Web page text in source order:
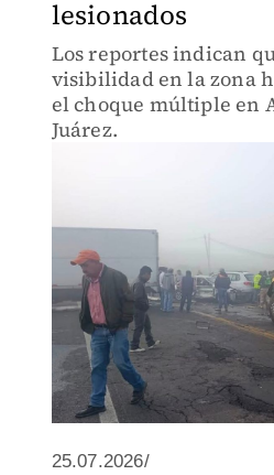
lesionados
Los reportes indican
visibilidad en la zona
el choque múltiple en
Juárez.
25.07.2026/